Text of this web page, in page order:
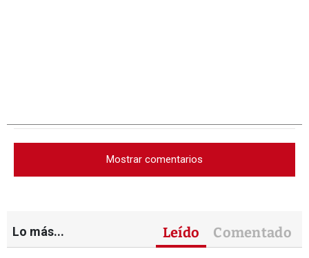
Mostrar comentarios
Lo más... Leído Comentado